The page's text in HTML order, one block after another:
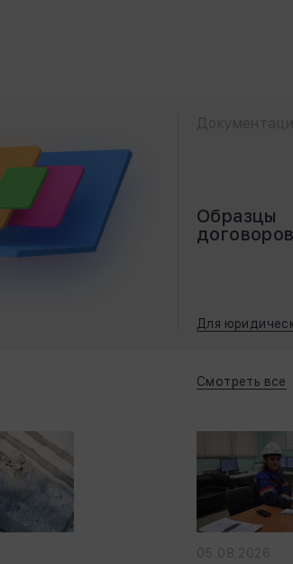
Образцы
договоров
Для
Смотреть все
05.08.2026